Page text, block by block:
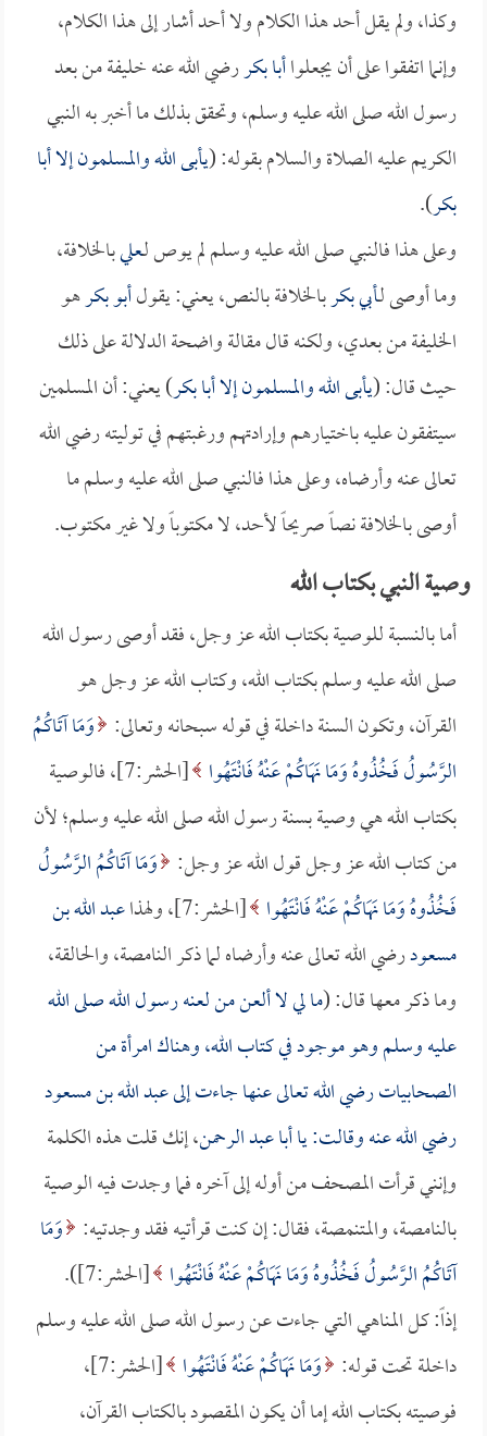
وكذا، ولم يقل أحد هذا الكلام ولا أحد أشار إلى هذا الكلام،
وإنما اتفقوا على أن يجعلواأبا بكررضي الله عنه خليفة من بعد
رسول الله صلى الله عليه وسلم، وتحقق بذلك ما أخبر به النبي
الكريم عليه الصلاة والسلام بقوله: (يأبى الله والمسلمون إلا أبا
بكر).
وعلى هذا فالنبي صلى الله عليه وسلم لم يوص لـعليبالخلافة،
وما أوصى لـأبي بكربالخلافة بالنص، يعني: يقولأبو بكرهو
الخليفة من بعدي، ولكنه قال مقالة واضحة الدلالة على ذلك
حيث قال: (يأبى الله والمسلمون إلاأبا بكر) يعني: أن المسلمين
سيتفقون عليه باختيارهم وإرادتهم ورغبتهم في توليته رضي الله
تعالى عنه وأرضاه، وعلى هذا فالنبي صلى الله عليه وسلم ما
أوصى بالخلافة نصاً صريحاً لأحد، لا مكتوباً ولا غير مكتوب.
وصية النبي بكتاب الله
أما بالنسبة للوصية بكتاب الله عز وجل، فقد أوصى رسول الله
صلى الله عليه وسلم بكتاب الله، وكتاب الله عز وجل هو
القرآن، وتكون السنة داخلة في قوله سبحانه وتعالى: وَمَا آتَاكُمُ
الرَّسُولُ فَخُذُوهُ وَمَا نَهَاكُمْ عَنْهُ فَانْتَهُوا
[الحشر:7]، فالوصية
بكتاب الله هي وصية بسنة رسول الله صلى الله عليه وسلم؛ لأن
من كتاب الله عز وجل قول الله عز وجل: وَمَا آتَاكُمُ الرَّسُولُ
فَخُذُوهُ وَمَا نَهَاكُمْ عَنْهُ فَانْتَهُوا [الحشر:7]، ولهذا
عبد الله بن
مسعودرضي الله تعالى عنه وأرضاه لما ذكر النامصة، والحالقة،
وما ذكر معها قال: (ما لي لا ألعن من لعنه رسول الله صلى الله
عليه وسلم وهو موجود في كتاب الله، وهناك امرأة من
الصحابيات رضي الله تعالى عنها جاءت إلىعبد الله بن مسعود
رضي الله عنه وقالت: ياأبا عبد الرحمن، إنك قلت هذه الكلمة
وإنني قرأت المصحف من أوله إلى آخره فما وجدت فيه الوصية
بالنامصة، والمتنمصة، فقال: إن كنت قرأتيه فقد وجدتيه: وَمَا
آتَاكُمُ الرَّسُولُ فَخُذُوهُ وَمَا نَهَاكُمْ عَنْهُ فَانْتَهُوا [الحشر:7]).
إذاً: كل المناهي التي جاءت عن رسول الله صلى الله عليه وسلم
داخلة تحت قوله: وَمَا نَهَاكُمْ عَنْهُ فَانْتَهُوا
[الحشر:7]،
فوصيته بكتاب الله إما أن يكون المقصود بالكتاب القرآن،